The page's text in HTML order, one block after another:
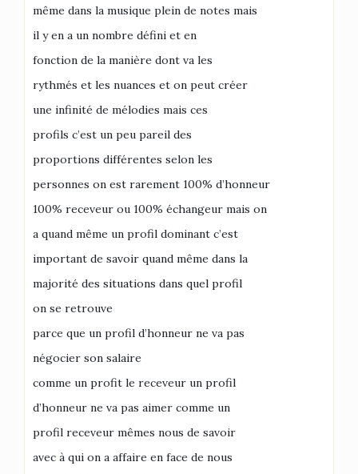
même dans la musique plein de notes mais
il y en a un nombre défini et en
fonction de la manière dont va les
rythmés et les nuances et on peut créer
une infinité de mélodies mais ces
profils c’est un peu pareil des
proportions différentes selon les
personnes on est rarement 100% d’honneur
100% receveur ou 100% échangeur mais on
a quand même un profil dominant c’est
important de savoir quand même dans la
majorité des situations dans quel profil
on se retrouve
parce que un profil d’honneur ne va pas
négocier son salaire
comme un profit le receveur un profil
d’honneur ne va pas aimer comme un
profil receveur mêmes nous de savoir
avec à qui on a affaire en face de nous